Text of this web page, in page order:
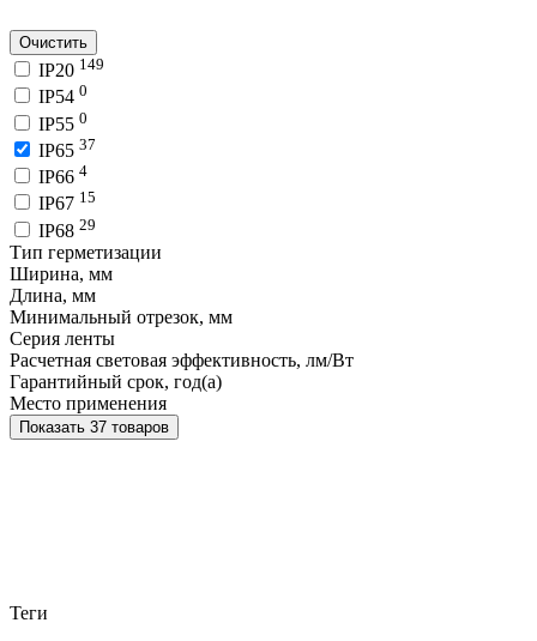
Очистить
IP20 149
IP54 0
IP55 0
IP65 37
IP66 4
IP67 15
IP68 29
Тип герметизации
Ширина, мм
Длина, мм
Минимальный отрезок, мм
Серия ленты
Расчетная световая эффективность, лм/Вт
Гарантийный срок, год(а)
Место применения
Показать 37 товаров
Теги